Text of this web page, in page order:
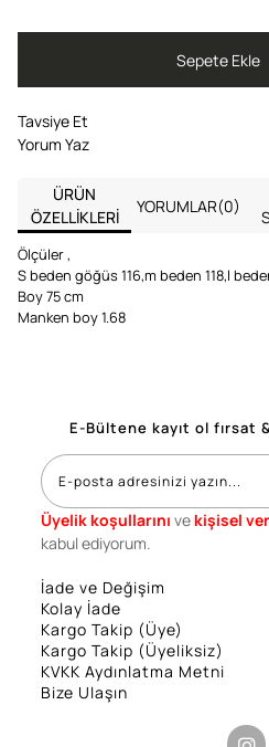
Tavsiye Et
Yorum Yaz
ÜRÜN
ÖZELLIKLERI
YORUMLAR(0)
Ölçüler ,
S beden göğüs 116,m beden 118,l
Boy 75 cm
Manken boy 1.68
E-Bültene kayıt ol fırsat
Üyelik koşullarını ve kişisel
kabul ediyorum.
İade ve Değişim
Kolay İade
Kargo Takip (Üye)
Kargo Takip (Üyeliksiz)
KVKK Aydınlatma Metni
Bize Ulaşın